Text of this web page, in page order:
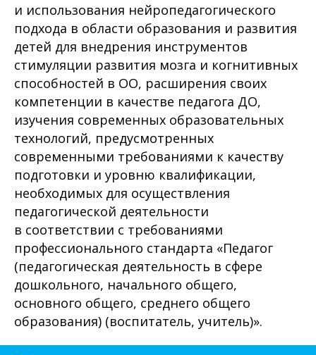
и использования нейропедагогического
подхода в области образования и развития
детей для внедрения инструментов
стимуляции развития мозга и когнитивных
способностей в ОО, расширения своих
компетенции в качестве педагога ДО,
изучения современных образовательных
технологий, предусмотренных
современными требованиями к качеству
подготовки и уровню квалификации,
необходимых для осуществления
педагогической деятельности
в соответствии с требованиями
профессионального стандарта «Педагог
(педагогическая деятельность в сфере
дошкольного, начального общего,
основного общего, среднего общего
образования) (воспитатель, учитель)».